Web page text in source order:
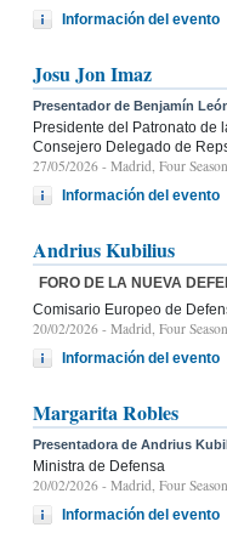
Información del evento
Josu Jon Imaz
Presentador de Benjamín
Presidente del Patronato de
Consejero Delegado de
27/05/2026 - Madrid, Four
Información del evento
Andrius Kubilius
FORO DE LA NUEVA
Comisario Europeo de
20/02/2026 - Madrid, Four
Información del evento
Margarita Robles
Presentadora de Andrius
Ministra de Defensa
20/02/2026 - Madrid, Four
Información del evento